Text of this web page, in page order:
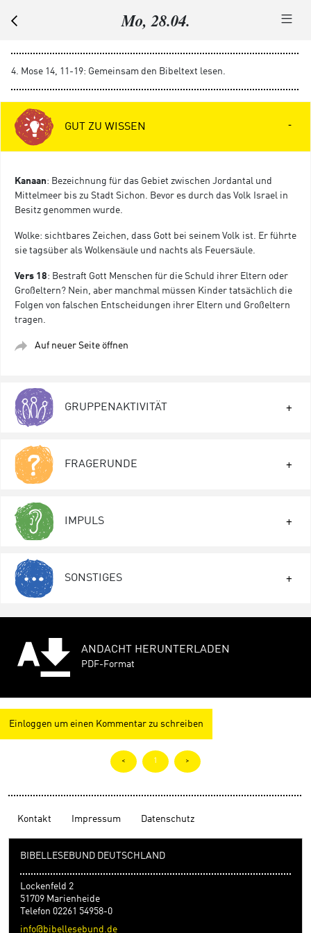
Mo, 28.04.
4. Mose 14, 11-19: Gemeinsam den Bibeltext lesen.
GUT ZU WISSEN
Kanaan: Bezeichnung für das Gebiet zwischen Jordantal und
Mittelmeer bis zu Stadt Sichon. Bevor es durch das Volk Israel in
Besitz genommen wurde.
Wolke: sichtbares Zeichen, dass Gott bei seinem Volk ist. Er führte
sie tagsüber als Wolkensäule und nachts als Feuersäule.
Vers 18: Bestraft Gott Menschen für die Schuld ihrer Eltern oder
Großeltern? Nein, aber manchmal müssen Kinder tatsächlich die
Folgen von falschen Entscheidungen ihrer Eltern und Großeltern
tragen.
Auf neuer Seite öffnen
GRUPPENAKTIVITÄT
FRAGERUNDE
IMPULS
SONSTIGES
ANDACHT HERUNTERLADEN
PDF-Format
Einloggen um einen Kommentar zu schreiben
< 1 >
Kontakt Impressum Datenschutz
BIBELLESEBUND DEUTSCHLAND
Lockenfeld 2
51709 Marienheide
Telefon 02261 54958-0
info@bibellesebund.de